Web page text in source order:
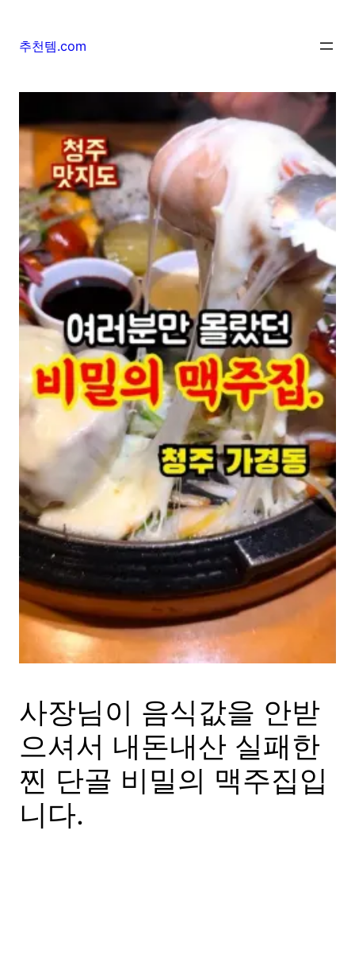
추천템.com
사장님이 음식값을 안받
으셔서 내돈내산 실패한
찐 단골 비밀의 맥주집입
니다.